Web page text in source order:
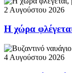
2 Αυγούστου 2026
Η χώρα
4 Αυγούστου 2026